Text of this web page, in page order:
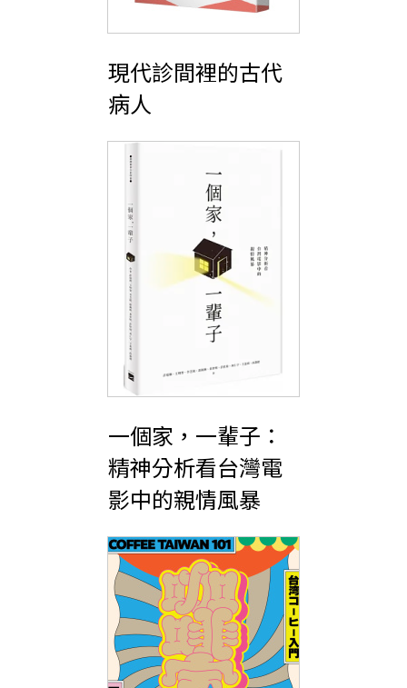
現代診間裡的古代
病人
一個家，一輩子：
精神分析看台灣電
影中的親情風暴